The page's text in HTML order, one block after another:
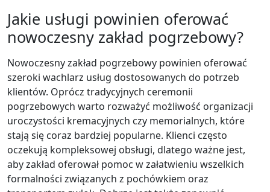
Jakie usługi powinien oferować
nowoczesny zakład pogrzebowy?
Nowoczesny zakład pogrzebowy powinien oferować
szeroki wachlarz usług dostosowanych do potrzeb
klientów. Oprócz tradycyjnych ceremonii
pogrzebowych warto rozważyć możliwość organizacji
uroczystości kremacyjnych czy memorialnych, które
stają się coraz bardziej popularne. Klienci często
oczekują kompleksowej obsługi, dlatego ważne jest,
aby zakład oferował pomoc w załatwieniu wszelkich
formalności związanych z pochówkiem oraz